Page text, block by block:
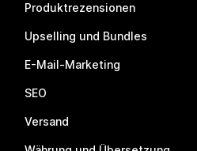
Produktrezensionen
Upselling und Bundles
E-Mail-Marketing
SEO
Versand